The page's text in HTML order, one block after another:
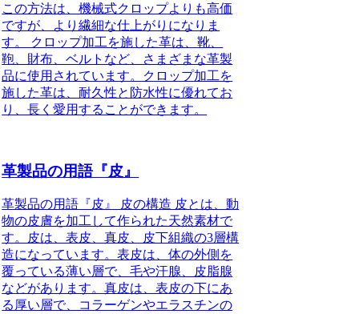
この方法は、機械式クロップよりも高価
ですが、より繊細な仕上がりになりま
す。 クロップ加工を施した革は、靴、
鞄、財布、ベルトなど、さまざまな革製
品に使用されています。クロップ加工を
施した革は、耐久性と防水性に優れてお
り、長く愛用することができます。
革製品の用語『皮』
革製品の用語『皮』 皮の構造 皮とは、動
物の皮膚を加工して作られた天然素材で
す。皮は、表皮、真皮、皮下組織の3層構
造になっています。表皮は、体の外側を
覆っている薄い層で、毛や汗腺、皮脂腺
などがあります。真皮は、表皮の下にあ
る厚い層で、コラーゲンやエラスチンの